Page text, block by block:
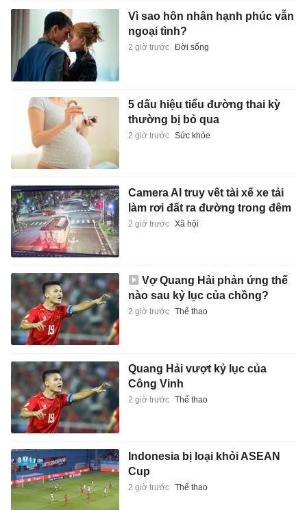
Vì sao hôn nhân hạnh phúc vẫn
ngoại tình?
2 giờ trước Đời sống
5 dấu hiệu tiểu đường thai kỳ
thường bị bỏ qua
2 giờ trước Sức khỏe
Camera AI truy vết tài xế xe tải
làm rơi đất ra đường trong đêm
2 giờ trước Xã hội
Vợ Quang Hải phản ứng thế
nào sau kỷ lục của chồng?
2 giờ trước Thể thao
Quang Hải vượt kỷ lục của
Công Vinh
2 giờ trước Thể thao
Indonesia bị loại khỏi ASEAN
Cup
2 giờ trước Thể thao